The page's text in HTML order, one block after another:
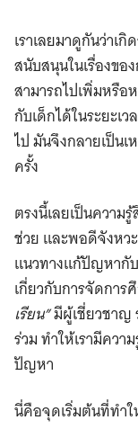
เราเลยมาดูกันว่าเ
สนับสนุนในเรื่องขอ
สามารถไปเพิ่มหรือ
กับเด็กได้ในระยะเ
ไป มันจึงกลายเป็น
ครั้ง
ตรงนี้เลยเป็นความ
ช่วย และพอดีจังหวะ
แนวทางแก้ปัญหากั
เกี่ยวกับการจัดการ
เรียน”มีผู้เชี่ยวชาญ
ร่วม ทำให้เรามีควา
ปัญหา
นี่คือจุดเริ่มต้นที่ทำใ